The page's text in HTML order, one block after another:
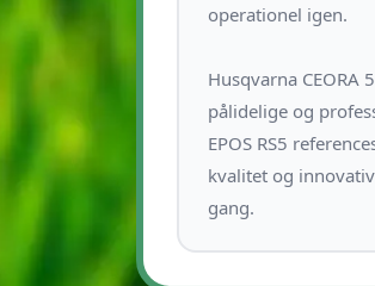
operationel igen.
Husqvarna CEORA
pålidelige og
EPOS RS5
kvalitet og
gang.